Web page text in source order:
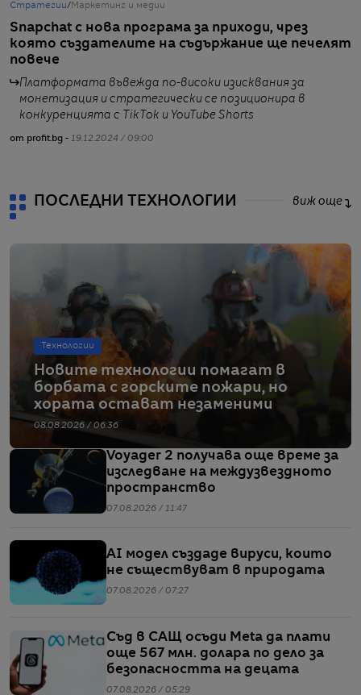
Стратегии/ Маркетинг и медии
Snapchat с нова програма за приходи, чрез
която създателите на съдържание ще печелят
повече
Платформата въвежда по-високи изисквания за
монетизация и стратегически се позиционира в
конкуренцията с TikTok и YouTube Shorts
от profit.bg - 19.12.2024 / 09:00
ПОСЛЕДНИ ТЕХНОЛОГИИ виж още
Технологии
Новите технологии помагат в
борбата с горските пожари, но
хората остават незаменими
08.08.2026 / 06:36
Voyager 2 получава още време за
изследване на междузвездното
пространство
07.08.2026 / 11:47
AI модел създаде вируси, които
не съществуват в природата
07.08.2026 / 07:27
Съд в САЩ осъди Meta да плати
още 567 млн. долара по дело за
безопасността на децата
07.08.2026 / 05:29